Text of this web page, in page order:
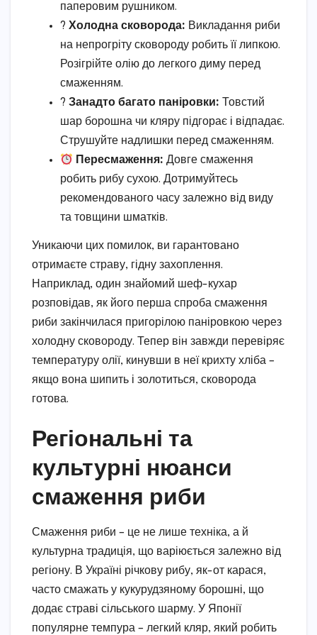
паперовим рушником.
? Холодна сковорода: Викладання риби
на непрогріту сковороду робить її липкою.
Розігрійте олію до легкого диму перед
смаженням.
? Занадто багато паніровки: Товстий
шар борошна чи кляру підгорає і відпадає.
Струшуйте надлишки перед смаженням.
Пересмаження: Довге смаження
робить рибу сухою. Дотримуйтесь
рекомендованого часу залежно від виду
та товщини шматків.
Уникаючи цих помилок, ви гарантовано
отримаєте страву, гідну захоплення.
Наприклад, один знайомий шеф-кухар
розповідав, як його перша спроба смаження
риби закінчилася пригорілою паніровкою через
холодну сковороду. Тепер він завжди перевіряє
температуру олії, кинувши в неї крихту хліба –
якщо вона шипить і золотиться, сковорода
готова.
Регіональні та
культурні нюанси
смаження риби
Смаження риби – це не лише техніка, а й
культурна традиція, що варіюється залежно від
регіону. В Україні річкову рибу, як-от карася,
часто смажать у кукурудзяному борошні, що
додає страві сільського шарму. У Японії
популярне темпура – легкий кляр, який робить